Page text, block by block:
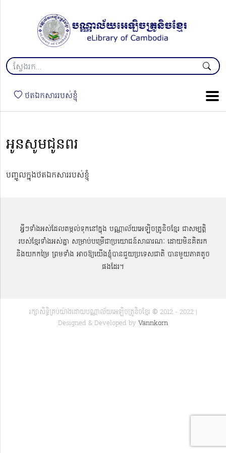
ថតឯកសាររបស់ខ្ញុំ
អូនសូមជូនពរ
បញ្ចូលក្នុងថតឯកសាររបស់ខ្ញុំ
អ្វីៗទាំងអស់ដែលតម្កល់ទុកនៅក្នុង បណ្ណាល័យអេឡិចត្រូនិចខ្មែរ ជាសម្បតិ្ត
របស់ខ្មែរទាំងអស់គ្នា សម្រាប់បម្រើជាប្រយោជន៍សាធារណៈ ដោយមិនគិតរក
និងយកកម្រៃ ព្រមទាំង អាចឱ្យយើងខ្ញុំបានជួយប្រទេសជាតិ បានមួយភាគតូច
ផងដែរ។
រក្សាសិទ្ធិគ្រប់យ៉ាងដោយបណ្ណាល័យអេឡិចត្រូនិចខ្មែរ © 2012 - 2022 |
Designed & Developed by Vannkorn